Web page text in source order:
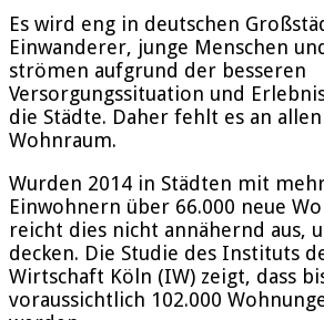
Es wird eng in deutschen
Einwanderer, junge Menschen
strömen aufgrund der besseren
Versorgungssituation und
die Städte. Daher fehlt es an
Wohnraum.
Wurden 2014 in Städten mit
Einwohnern über 66.000 neue
reicht dies nicht annähernd aus,
decken. Die Studie des Instituts
Wirtschaft Köln (IW) zeigt, dass
voraussichtlich 102.000